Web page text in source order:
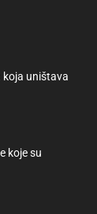
koja uništava
koje su